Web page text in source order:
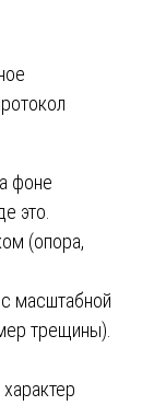
фоне
это.
(опора,
масштабной
трещины).